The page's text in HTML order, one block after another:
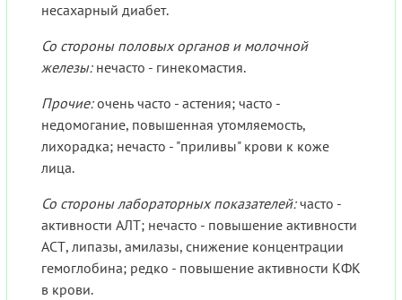
несахарный диабет.
Со стороны половых органов и молочной
железы:нечасто - гинекомастия.
Прочие:очень часто - астения; часто -
недомогание, повышенная утомляемость,
лихорадка; нечасто - "приливы" крови к коже
лица.
Со стороны лабораторных показателей:часто -
активности АЛТ; нечасто - повышение активности
АСТ, липазы, амилазы, снижение концентрации
гемоглобина; редко - повышение активности КФК
в крови.